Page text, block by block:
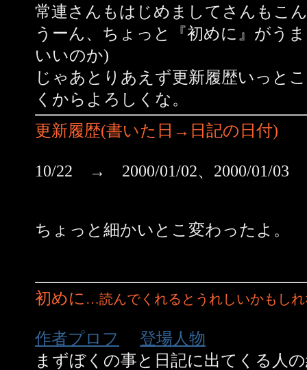
常連さんもはじめましてさんもこ
うーん、ちょっと『初めに』がう
いいのか)
じゃあとりあえず更新履歴いっと
くからよろしくな。
更新履歴(書いた日→日記の日付)
10/22 → 2000/01/02、2000/01/03
ちょっと細かいとこ変わったよ。
初めに …読んでくれるとうれしいかもし
作者プロフ
登場人物
まずぼくの事と日記に出てくる人